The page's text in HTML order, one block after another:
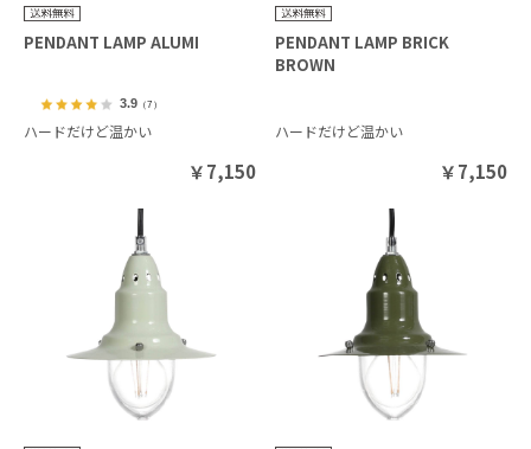
PENDANT LAMP ALUMI
3.9（7）
ハードだけど温かい
￥7,150
PENDANT LAMP BRICK
BROWN
ハードだけど温かい
￥7,150